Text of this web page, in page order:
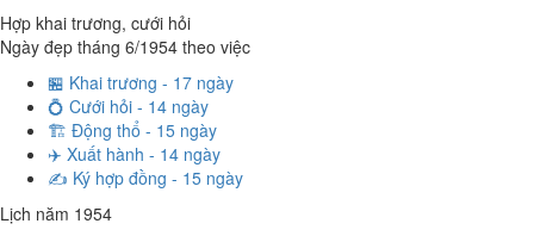
Hợp khai trương, cưới hỏi
Ngày đẹp tháng 6/1954 theo việc
🏪 Khai trương - 17 ngày
💍 Cưới hỏi - 14 ngày
🏗️ Động thổ - 15 ngày
✈️ Xuất hành - 14 ngày
✍️ Ký hợp đồng - 15 ngày
Lịch năm 1954